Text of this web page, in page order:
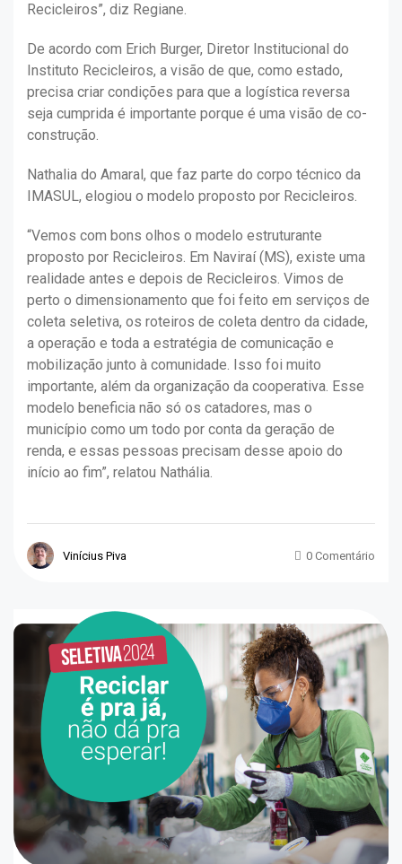
Recicleiros”, diz Regiane.
De acordo com Erich Burger, Diretor Institucional do
Instituto Recicleiros, a visão de que, como estado,
precisa criar condições para que a logística reversa
seja cumprida é importante porque é uma visão de co-
construção.
Nathalia do Amaral, que faz parte do corpo técnico da
IMASUL, elogiou o modelo proposto por Recicleiros.
“Vemos com bons olhos o modelo estruturante
proposto por Recicleiros. Em Naviraí (MS), existe uma
realidade antes e depois de Recicleiros. Vimos de
perto o dimensionamento que foi feito em serviços de
coleta seletiva, os roteiros de coleta dentro da cidade,
a operação e toda a estratégia de comunicação e
mobilização junto à comunidade. Isso foi muito
importante, além da organização da cooperativa. Esse
modelo beneficia não só os catadores, mas o
município como um todo por conta da geração de
renda, e essas pessoas precisam desse apoio do
início ao fim”, relatou Nathália.
Vinícius Piva 0 Comentário